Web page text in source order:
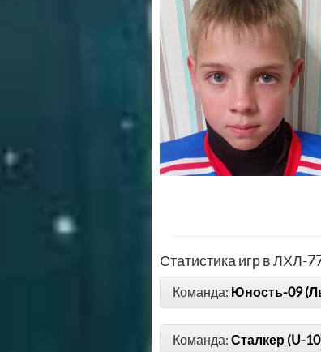
Статистика игр в ЛХЛ-
Команда: Юность-09
Команда: Сталкер (U-